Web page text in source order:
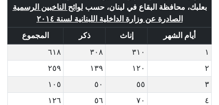
بعلبك، محافظة البقاع في لبنان، حسب لوائح الناخبين الرسمية
الصادرة عن وزارة الداخلية اللبنانية لسنة ٢٠١٤
أيام الشهر
إناث ذكر
المجموع
١
٣١٠ ٣٠٨
٦١٨
٢
١٢٠ ١٣٩
٢٥٩
٣
٥٥ ٥٠
١٠٥
٤
٧٠ ٥٦
١٢٦